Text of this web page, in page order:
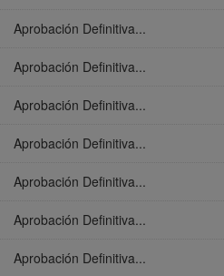
Aprobación Definitiva...
Aprobación Definitiva...
Aprobación Definitiva...
Aprobación Definitiva...
Aprobación Definitiva...
Aprobación Definitiva...
Aprobación Definitiva...